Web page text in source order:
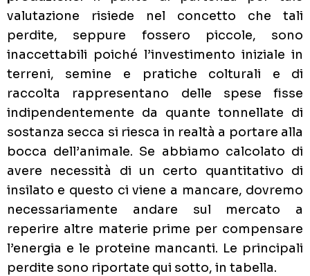
valutazione risiede nel concetto che tali
perdite, seppure fossero piccole, sono
inaccettabili poiché l’investimento iniziale in
terreni, semine e pratiche colturali e di
raccolta rappresentano delle spese fisse
indipendentemente da quante tonnellate di
sostanza secca si riesca in realtà a portare alla
bocca dell’animale. Se abbiamo calcolato di
avere necessità di un certo quantitativo di
insilato e questo ci viene a mancare, dovremo
necessariamente andare sul mercato a
reperire altre materie prime per compensare
l’energia e le proteine mancanti. Le principali
perdite sono riportate qui sotto, in tabella.